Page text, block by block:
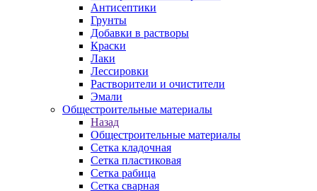
Антисептики
Грунты
Добавки в растворы
Краски
Лаки
Лессировки
Растворители и очистители
Эмали
Общестроительные материалы
Назад
Общестроительные материалы
Сетка кладочная
Сетка пластиковая
Сетка рабица
Сетка сварная